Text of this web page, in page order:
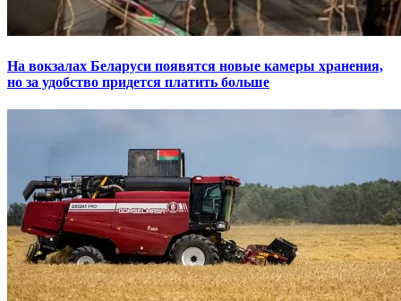
На вокзалах Беларуси появятся новые камеры хранения,
но за удобство придется платить больше